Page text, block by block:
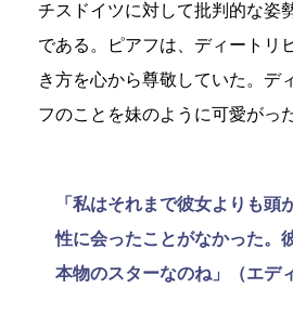
チスドイツに対して批判的な姿
である。ピアフは、ディートリ
き方を心から尊敬していた。デ
フのことを妹のように可愛がった
「私はそれまで彼女よりも頭
性に会ったことがなかった。
本物のスターなのね」（エデ